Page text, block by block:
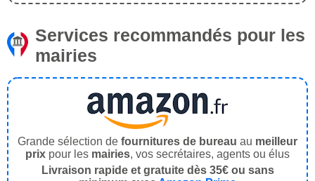
Services recommandés pour les
mairies
Grande sélection de fournitures de bureau au meilleur
prix pour les mairies, vos secrétaires, agents ou élus
Livraison rapide et gratuite dès 35€ ou sans